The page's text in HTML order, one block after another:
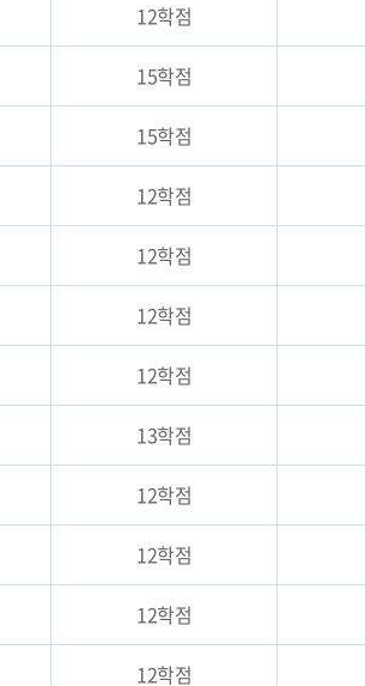
12학점
15학점
15학점
12학점
12학점
12학점
12학점
13학점
12학점
12학점
12학점
12학점